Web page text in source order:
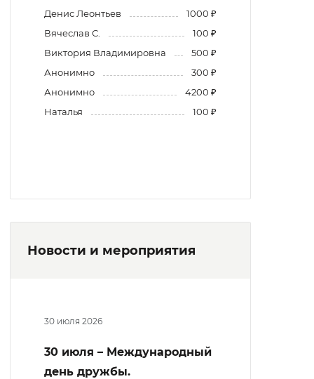
Денис Леонтьев
1000 ₽
Вячеслав С.
100 ₽
Виктория Владимировна
500 ₽
Анонимно
300 ₽
Анонимно
4200 ₽
Наталья
100 ₽
Новости и мероприятия
30 июля 2026
30 июля – Международный
день дружбы.